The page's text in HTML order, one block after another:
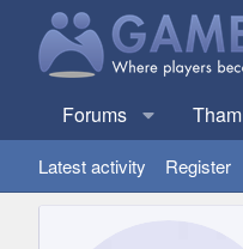
Forums
Latest activity Register